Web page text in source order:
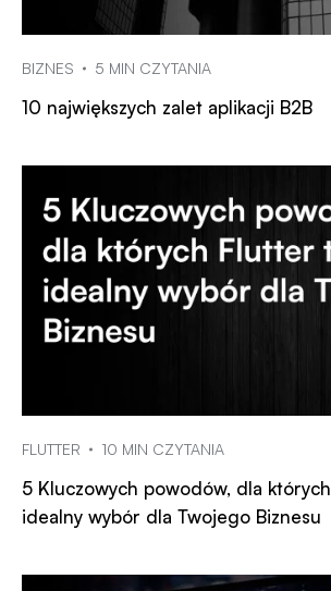
BIZNES 5 MIN CZYTANIA
10 największych zalet aplikacji B2B
FLUTTER 10 MIN CZYTANIA
5 Kluczowych powodów, dla
idealny wybór dla Twojego Biznesu